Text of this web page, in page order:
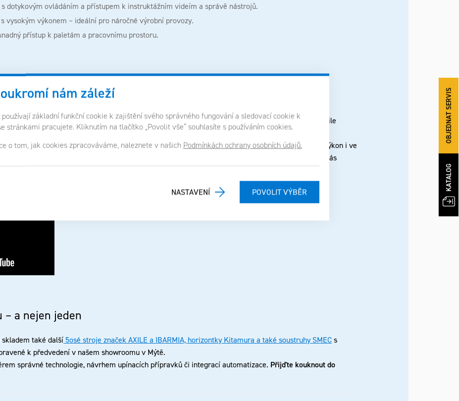
nám záleží
základní funkční cookie k zajištění svého správného fungování a sledovací cookie k
stránkami pracujete. Kliknutím na tlačítko „Povolit vše“ souhlasíte s používáním cookies.
o tom, jak cookies zpracováváme, naleznete v našich Podmínkách ochrany osobních údajů.
NASTAVENÍ
dotykovým ovládáním a přístupem k instruktážním videím a správě nástrojů.
vysokým výkonem – ideální pro náročné výrobní provozy.
přístup k paletám a pracovnímu prostoru.
výrobě
showroomovou jednotku. Chtěli jsme zjistit, co dokáže v reálných podmínkách – a výsledek nás mile
v sériích – SUPERCELL 300Gsi poradil se vším, co jsme mu dali. A nyní je připraven podat stejný výkon i ve
naživo do naší Prototypové výroby. Připravili jsme pro vás krátké představení stroje, kterým vás
Ing. David Václav.
a nejen jeden
skladem také další 5osé stroje značek AXILE a IBARMIA, horizontky Kitamura a také soustruhy SMECs
k předvedení v našem showroomu v Mýtě.
správné technologie, návrhem upínacích přípravků či integrací automatizace. Přijďte kouknout do
KATALOG
OBJEDNAT SERVIS